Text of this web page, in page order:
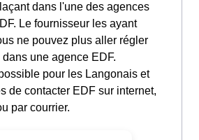
dans l'une des agences
Le fournisseur les ayant
ne pouvez plus aller régler
une agence EDF.
pour les Langonais et
de contacter EDF sur internet,
par courrier.